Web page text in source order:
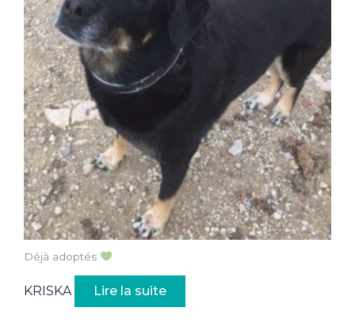
Déjà adoptés
KRISKA Lire la suite